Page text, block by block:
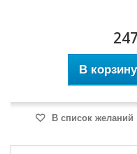
В корзину
В список желаний